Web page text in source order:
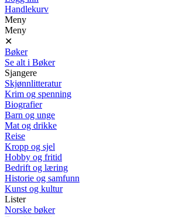
Handlekurv
Meny
Meny
✕
Bøker
Se alt i Bøker
Sjangere
Skjønnlitteratur
Krim og spenning
Biografier
Barn og unge
Mat og drikke
Reise
Kropp og sjel
Hobby og fritid
Bedrift og læring
Historie og samfunn
Kunst og kultur
Lister
Norske bøker